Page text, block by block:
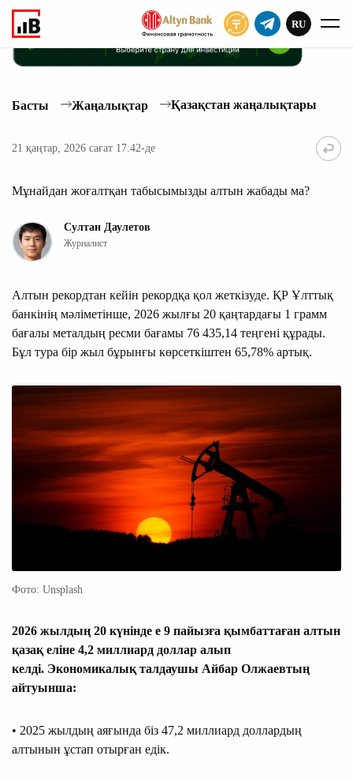
ЖАЗЫЛУ
RU
Басты Жаңалықтар Қазақстан жаңалықтары
21 қаңтар, 2026 сағат 17:42-де
Мұнайдан жоғалтқан табысымызды алтын жабады ма?
Султан Даулетов
Журналист
Алтын рекордтан кейін рекордқа қол жеткізуде. ҚР Ұлттық
банкінің мәліметінше, 2026 жылғы 20 қаңтардағы 1 грамм
бағалы металдың ресми бағамы 76 435,14 теңгені құрады.
Бұл тура бір жыл бұрынғы көрсеткіштен 65,78% артық.
Фото: Unsplash
2026 жылдың 20 күнінде е 9 пайызға қымбаттаған алтын
қазақ еліне 4,2 миллиард доллар алып
келді. Экономикалық талдаушы Айбар Олжаевтың
айтуынша:
• 2025 жылдың аяғында біз 47,2 миллиард доллардың
алтынын ұстап отырған едік.